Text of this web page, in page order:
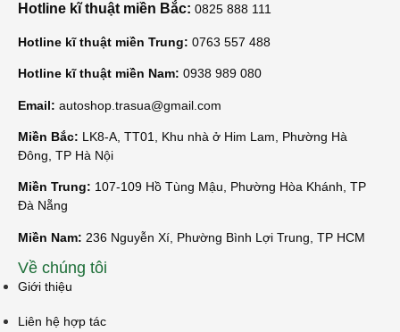
Hotline kĩ thuật miền Bắc: 0825 888 111
Hotline kĩ thuật miền Trung: 0763 557 488
Hotline kĩ thuật miền Nam: 0938 989 080
Email: autoshop.trasua@gmail.com
Miền Bắc: LK8-A, TT01, Khu nhà ở Him Lam, Phường Hà
Đông, TP Hà Nội
Miền Trung: 107-109 Hồ Tùng Mậu, Phường Hòa Khánh, TP
Đà Nẵng
Miền Nam: 236 Nguyễn Xí, Phường Bình Lợi Trung, TP HCM
Về chúng tôi
Giới thiệu
Liên hệ hợp tác